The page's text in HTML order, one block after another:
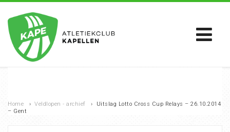
Home › Veldlopen - archief ›
Uitslag Lotto Cross Cup Relays – 26.10.2014
– Gent